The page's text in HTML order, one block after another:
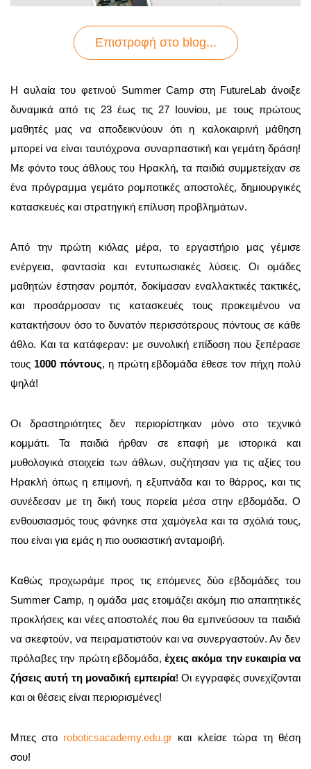
Επιστροφή στo blog...
Η αυλαία του φετινού Summer Camp στη FutureLab άνοιξε
δυναμικά από τις 23 έως τις 27 Ιουνίου, με τους πρώτους
μαθητές μας να αποδεικνύουν ότι η καλοκαιρινή μάθηση
μπορεί να είναι ταυτόχρονα συναρπαστική και γεμάτη δράση!
Με φόντο τους άθλους του Ηρακλή, τα παιδιά συμμετείχαν σε
ένα πρόγραμμα γεμάτο ρομποτικές αποστολές, δημιουργικές
κατασκευές και στρατηγική επίλυση προβλημάτων.
Από την πρώτη κιόλας μέρα, το εργαστήριο μας γέμισε
ενέργεια, φαντασία και εντυπωσιακές λύσεις. Οι ομάδες
μαθητών έστησαν ρομπότ, δοκίμασαν εναλλακτικές τακτικές,
και προσάρμοσαν τις κατασκευές τους προκειμένου να
κατακτήσουν όσο το δυνατόν περισσότερους πόντους σε κάθε
άθλο. Και τα κατάφεραν: με συνολική επίδοση που ξεπέρασε
τους 1000 πόντους, η πρώτη εβδομάδα έθεσε τον πήχη πολύ
ψηλά!
Οι δραστηριότητες δεν περιορίστηκαν μόνο στο τεχνικό
κομμάτι. Τα παιδιά ήρθαν σε επαφή με ιστορικά και
μυθολογικά στοιχεία των άθλων, συζήτησαν για τις αξίες του
Ηρακλή όπως η επιμονή, η εξυπνάδα και το θάρρος, και τις
συνέδεσαν με τη δική τους πορεία μέσα στην εβδομάδα. Ο
ενθουσιασμός τους φάνηκε στα χαμόγελα και τα σχόλιά τους,
που είναι για εμάς η πιο ουσιαστική ανταμοιβή.
Καθώς προχωράμε προς τις επόμενες δύο εβδομάδες του
Summer Camp, η ομάδα μας ετοιμάζει ακόμη πιο απαιτητικές
προκλήσεις και νέες αποστολές που θα εμπνεύσουν τα παιδιά
να σκεφτούν, να πειραματιστούν και να συνεργαστούν. Αν δεν
πρόλαβες την πρώτη εβδομάδα, έχεις ακόμα την ευκαιρία να
ζήσεις αυτή τη μοναδική εμπειρία! Οι εγγραφές συνεχίζονται
και οι θέσεις είναι περιορισμένες!
Μπες στο roboticsacademy.edu.gr και κλείσε τώρα τη θέση
σου!